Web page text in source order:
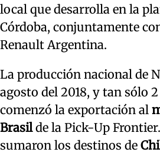
local que desarrolla en la
Córdoba, conjuntamente
Renault Argentina.
La producción nacional de
agosto del 2018, y tan sólo
comenzó la exportación al
Brasilde la Pick-Up
sumaron los destinos de